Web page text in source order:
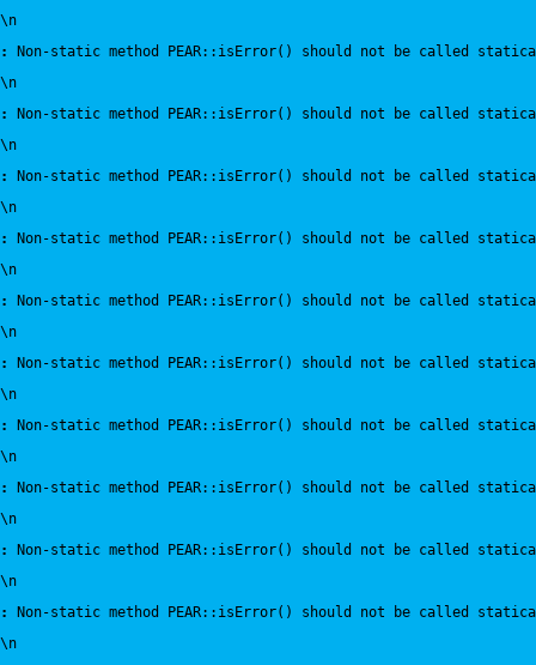
\n
:
Non-static method PEAR::isError() should not be called
\n
:
Non-static method PEAR::isError() should not be called
\n
:
Non-static method PEAR::isError() should not be called
\n
:
Non-static method PEAR::isError() should not be called
\n
:
Non-static method PEAR::isError() should not be called
\n
:
Non-static method PEAR::isError() should not be called
\n
:
Non-static method PEAR::isError() should not be called
\n
:
Non-static method PEAR::isError() should not be called
\n
:
Non-static method PEAR::isError() should not be called
\n
:
Non-static method PEAR::isError() should not be called
\n